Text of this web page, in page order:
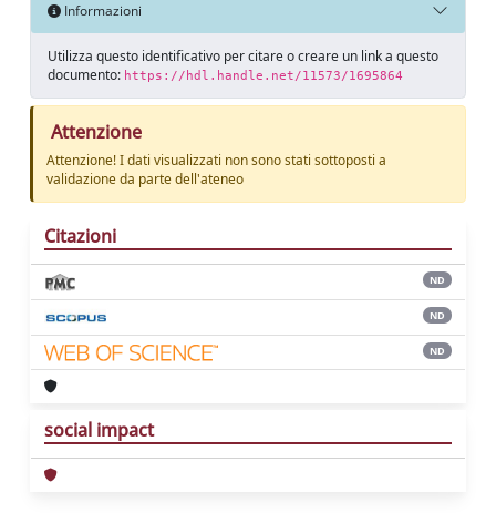
Informazioni
Utilizza questo identificativo per citare o creare un link a questo
documento: https://hdl.handle.net/11573/1695864
Attenzione
Attenzione! I dati visualizzati non sono stati sottoposti a
validazione da parte dell'ateneo
Citazioni
ND
ND
ND
social impact